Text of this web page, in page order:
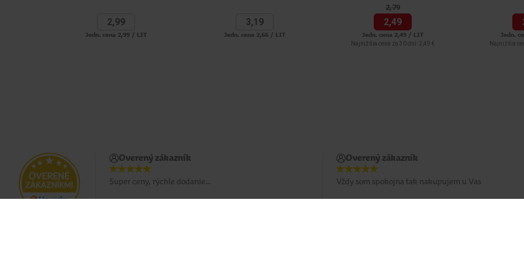
2,99
Jedn. cena 2,99 / LIT
3,19
Jedn. cena 2,66 / LIT
2,79
2,49
Jedn. cena 2,49 / LIT
Najnižšia cena za 30 dní: 2,49 €
Jedn.
Najnižšia
Overený zákazník
Super ceny, rýchle dodanie...
Overený zákazník
Vždy som spokojna tak nakupujem u Vas